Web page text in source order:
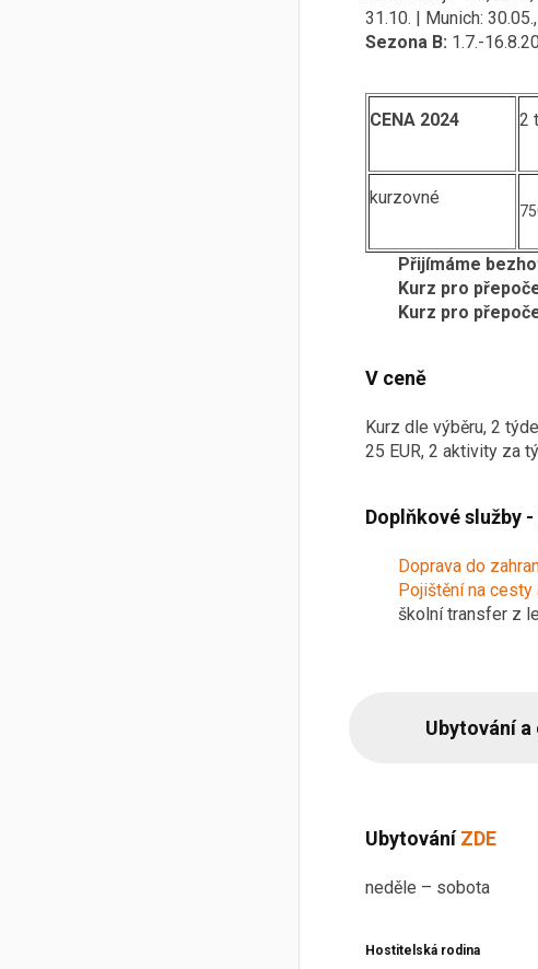
31.10. | Munich:
Sezona B: 1.7.-
CENA 2024 2
kurzovné
Přijímáme
Kurz pro
Kurz pro
V ceně
Kurz dle výběru, 2
25 EUR, 2 aktivity za
Doplňkové služby
Doprava do
Pojištění na
školní transfer z
Ubytování a
UbytováníZDE
neděle – sobota
Hostitelská rodina